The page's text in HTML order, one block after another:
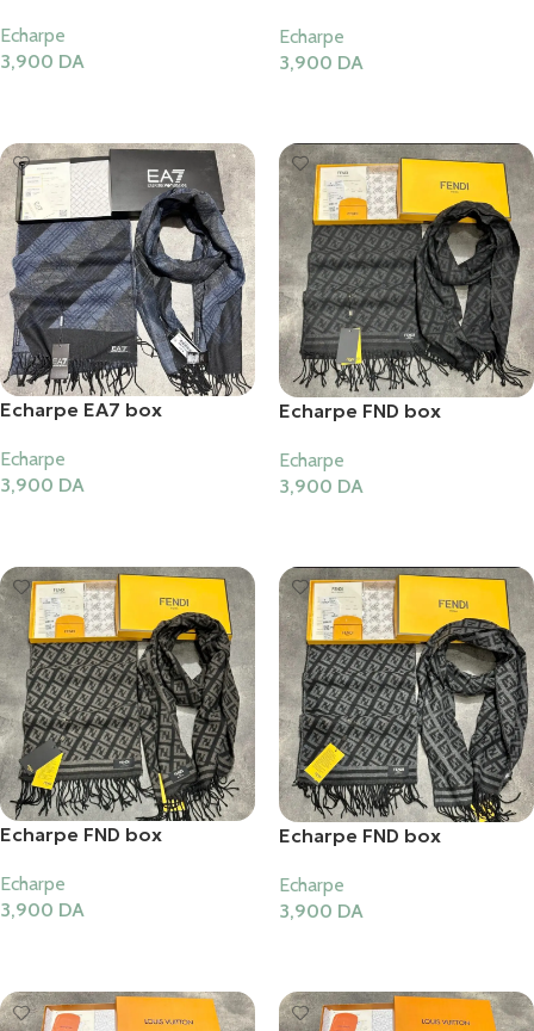
Echarpe
3,900 DA
Echarpe
3,900 DA
Echarpe EA7 box
Echarpe
3,900 DA
Echarpe FND box
Echarpe
3,900 DA
Echarpe FND box
Echarpe
3,900 DA
Echarpe FND box
Echarpe
3,900 DA